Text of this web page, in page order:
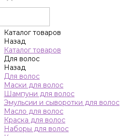
Каталог товаров
Назад
Каталог товаров
Для волос
Назад
Для волос
Маски для волос
Шампуни для волос
Эмульсии и сыворотки для волос
Масло для волос
Краска для волос
Наборы для волос